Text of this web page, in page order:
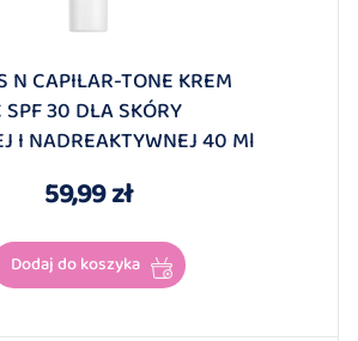
N CAPILAR-TONE KREM
30 DLA SKÓRY
I NADREAKTYWNEJ 40 Ml
59,99 zł
Dodaj do koszyka